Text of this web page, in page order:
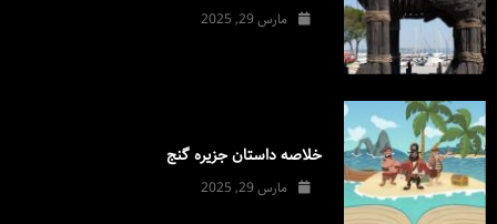
مارس 29, 2025
خلاصه داستان جزیره گنج
مارس 29, 2025